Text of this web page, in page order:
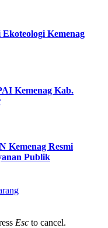
Kemenag
Kemenag Kab.
Kemenag Resmi
Publik
Esc to cancel.